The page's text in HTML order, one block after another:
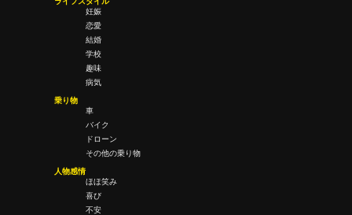
妊娠
恋愛
結婚
学校
趣味
病気
乗り物
車
バイク
ドローン
その他の乗り物
人物感情
ほほ笑み
喜び
不安